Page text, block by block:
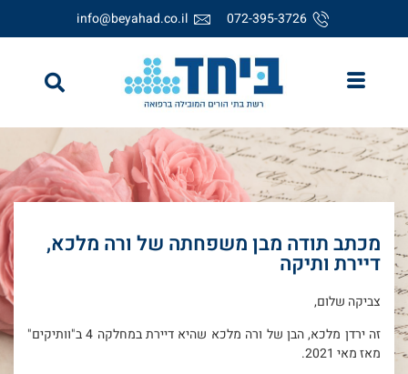
072-395-3726
info@beyahad.co.il
מכתב תודה מבן משפחתה של ורה מלכא,
דיירת ותיקה
צביקה שלום,
זה ירדן מלכא, הבן של ורה מלכא שהיא דיירת במחלקה 4 ב"וותיקים"
מאז מאי 2021.